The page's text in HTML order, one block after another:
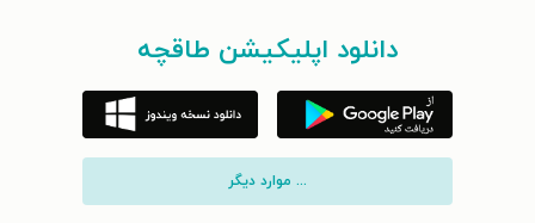
دانلود اپلیکیشن طاقچه
... موارد دیگر